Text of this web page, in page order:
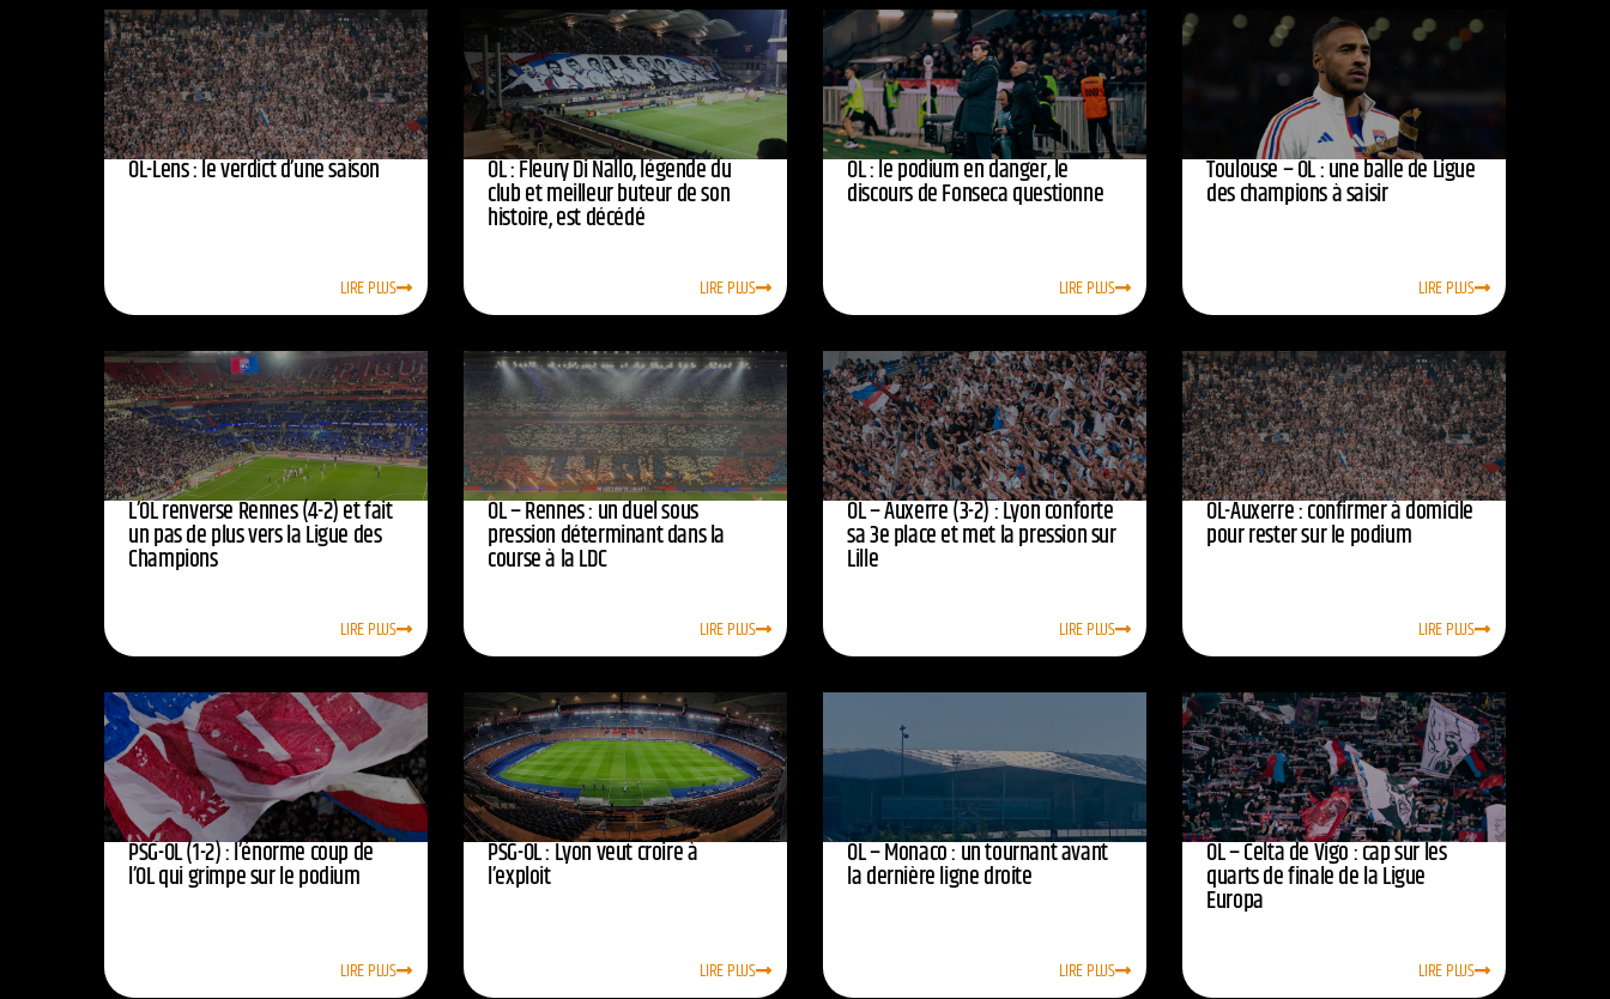
OL-Lens : le verdict d’une saison
LIRE PLUS
OL : Fleury Di Nallo, légende du
club et meilleur buteur de son
histoire, est décédé
LIRE PLUS
OL : le podium en danger, le
discours de Fonseca questionne
LIRE PLUS
Toulouse – OL : une balle de Ligue
des champions à saisir
LIRE PLUS
L’OL renverse Rennes (4-2) et fait
un pas de plus vers la Ligue des
Champions
LIRE PLUS
OL – Rennes : un duel sous
pression déterminant dans la
course à la LDC
LIRE PLUS
OL – Auxerre (3-2) : Lyon conforte
sa 3e place et met la pression sur
Lille
LIRE PLUS
OL-Auxerre : confirmer à domicile
pour rester sur le podium
LIRE PLUS
PSG-OL (1-2) : l’énorme coup de
l’OL qui grimpe sur le podium
LIRE PLUS
PSG-OL : Lyon veut croire à
l’exploit
LIRE PLUS
OL – Monaco : un tournant avant
la dernière ligne droite
LIRE PLUS
OL – Celta de Vigo : cap sur les
quarts de finale de la Ligue
Europa
LIRE PLUS